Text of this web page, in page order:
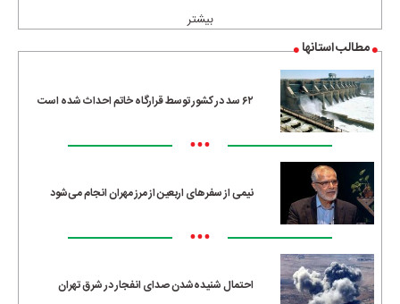
بیشتر
مطالب استانها
۶۲ سد در کشور توسط قرارگاه خاتم احداث شده است
•••
نیمی از سفرهای اربعین از مرز مهران انجام می‌شود
•••
احتمال شنیده‌شدن صدای انفجار در شرق تهران